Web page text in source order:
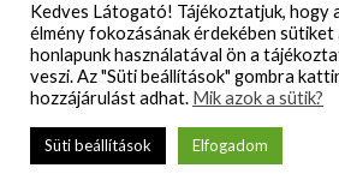
Impresszum
Kapcsolat
NAPMŰHELY
Kedves Látogató! Tájékoztatjuk, hogy
élmény fokozásának érdekében sütiket
honlapunk használatával ön a
veszi. Az "Süti beállítások" gombra
hozzájárulást adhat. Mik azok a sütik?
Süti beállítások Elfogadom